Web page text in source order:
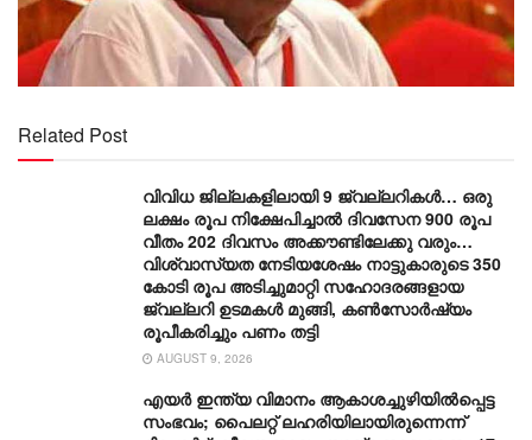
Related Post
വിവിധ ജില്ലകളിലായി 9 ജ്വല്ലറികൾ… ഒരു
ലക്ഷം രൂപ നിക്ഷേപിച്ചാൽ ദിവസേന 900 രൂപ
വീതം 202 ദിവസം അക്കൗണ്ടിലേക്കു വരും…
വിശ്വാസ്യത നേടിയശേഷം നാട്ടുകാരുടെ 350
കോടി രൂപ അടിച്ചുമാറ്റി സഹോദരങ്ങളായ
ജ്വല്ലറി ഉടമകൾ മുങ്ങി, കൺസോർഷ്യം
രൂപീകരിച്ചും പണം തട്ടി
AUGUST 9, 2026
എയർ ഇന്ത്യ വിമാനം ആകാശച്ചുഴിയിൽപ്പെട്ട
സംഭവം; പൈലറ്റ് ലഹരിയിലായിരുന്നെന്ന്